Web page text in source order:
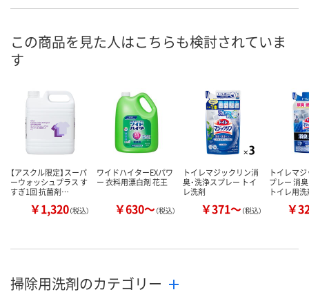
号
お届け日
数量
カゴへ カゴへ カ
この商品を見た人はこちらも検討されていま
す
【アスクル限定】スーパ
ーウォッシュプラス す
すぎ1回 抗菌剤…
￥1,320（税込）
ワイドハイターEXパワ
ー 衣料用漂白剤 花王
￥630～（税込）
トイレマジックリン消
臭・洗浄スプレー トイ
レ洗剤
￥371～（税込）
トイレマ
プレー 消
トイレ用
￥
掃除用洗剤のカテゴリー